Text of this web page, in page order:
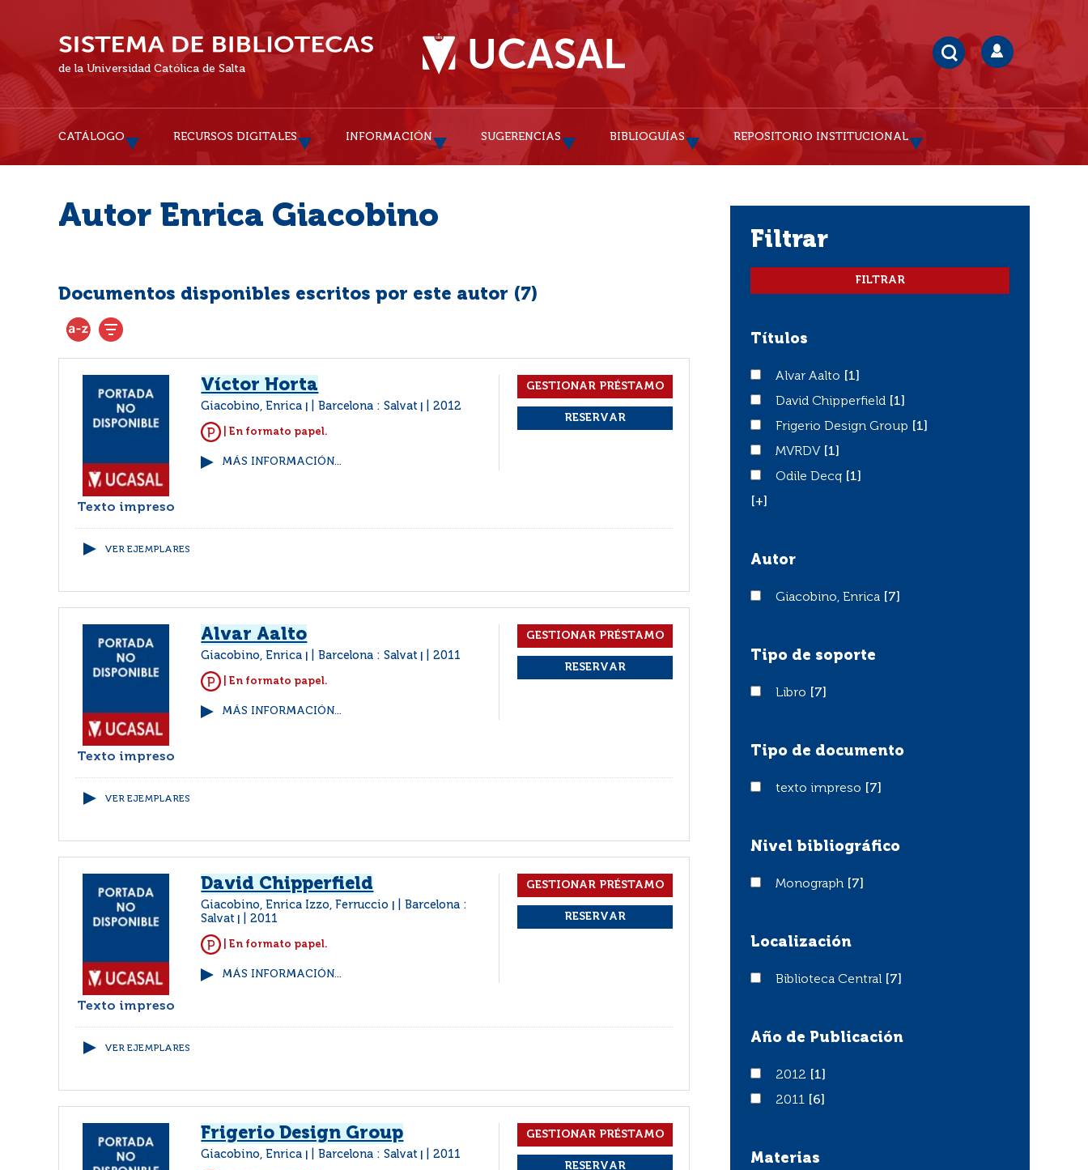
de la Universidad Católica de Salta
CATÁLOGO RECURSOS DIGITALES INFORMACIÓN SUGERENCIAS BIBLIOGUÍAS REPOSITORIO INSTITUCIONAL
Autor Enrica Giacobino
Documentos disponibles escritos por este autor (7)
Texto impreso
Víctor Horta
Giacobino, Enrica Barcelona : Salvat 2012
| En formato papel.
MÁS INFORMACIÓN...
VER EJEMPLARES
Texto impreso
Alvar Aalto
Giacobino, Enrica Barcelona : Salvat 2011
| En formato papel.
MÁS INFORMACIÓN...
VER EJEMPLARES
Texto impreso
David Chipperfield
Giacobino, Enrica Izzo, Ferruccio
Barcelona :
Salvat
2011
| En formato papel.
MÁS INFORMACIÓN...
VER EJEMPLARES
Frigerio Design Group
Giacobino, Enrica Barcelona : Salvat 2011
filtrar
Títulos
Alvar Aalto
Alvar Aalto
[1]
David Chipperfield
David Chipperfield
[1]
Frigerio Design Group
Frigerio Design Group
[1]
MVRDVMVRDV
[1]
Odile Decq
Odile Decq
[1]
[+]
Autor
Giacobino, Enrica
Giacobino, Enrica [7]
Tipo de soporte
LibroLibro [7]
Tipo de documento
texto impreso
texto impreso [7]
Nivel bibliográfico
Monograph
Monograph [7]
Localización
Biblioteca Central
Biblioteca Central [7]
Año de Publicación
20122012
[1]
20112011 [6]
Materias